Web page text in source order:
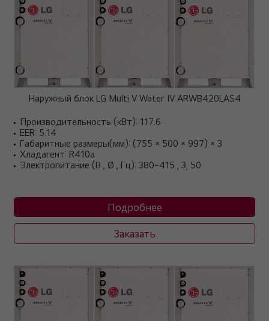
Наружный блок LG Multi V Water IV ARWB420LAS4
Производительность (кВт): 117.6
EER: 5.14
Габаритные размеры(мм): (755 × 500 × 997) × 3
Хладагент: R410a
Электропитание (В , Ø , Гц): 380~415 , 3, 50
Подробнее
Заказать